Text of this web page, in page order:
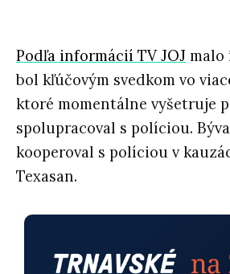
Podľa informácií TV JOJ malo
bol kľúčovým svedkom vo
ktoré momentálne vyšetruje
spolupracoval s políciou.
kooperoval s políciou v
Texasan.